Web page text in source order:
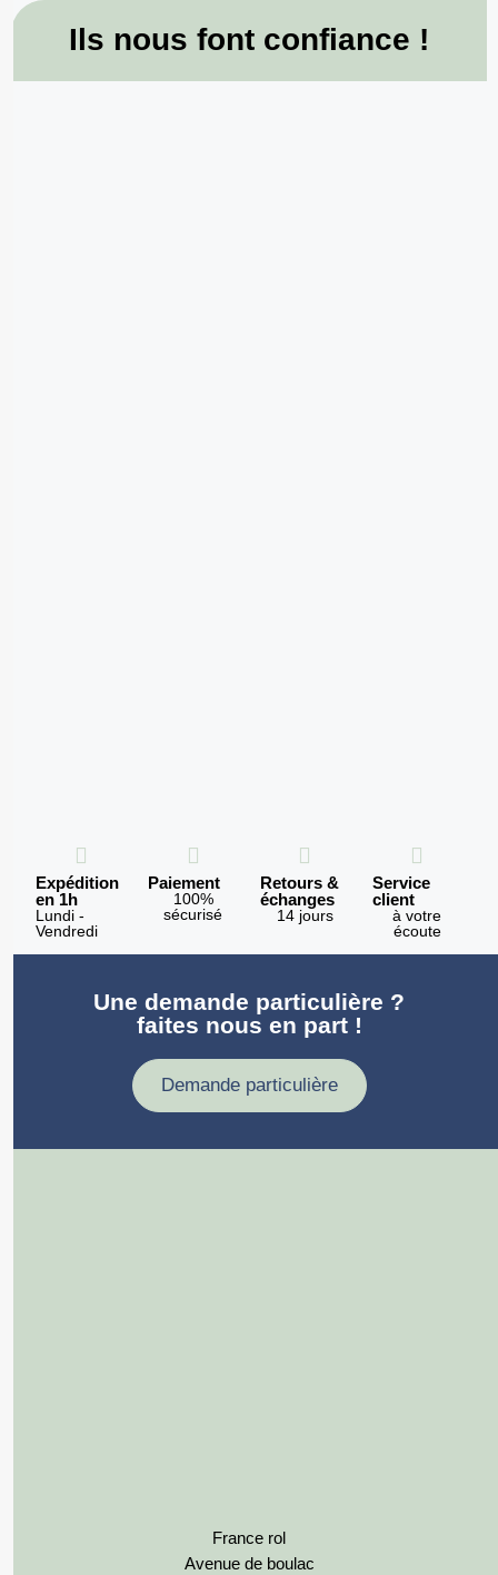
Ils nous font confiance !
Expédition
en 1h
Lundi -
Vendredi
Paiement
100%
sécurisé
Retours &
échanges
14 jours
Service
client
à votre
écoute
Une demande particulière ?
faites nous en part !
Demande particulière
France rol
Avenue de boulac